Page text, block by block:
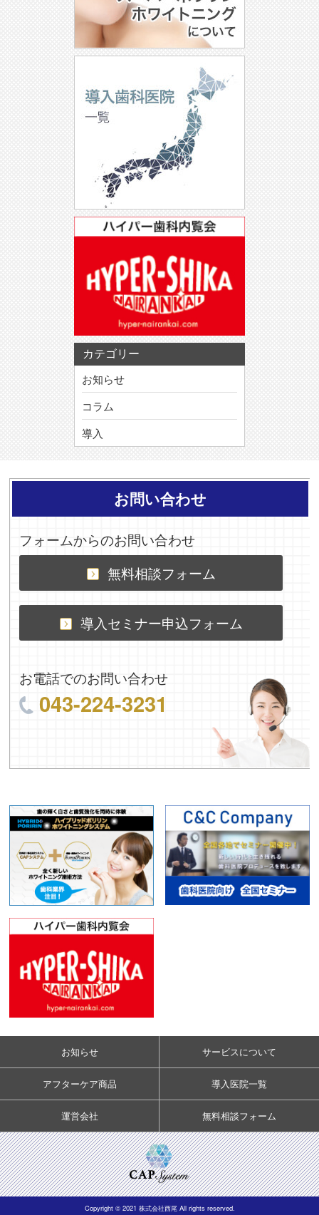
カテゴリー
お知らせ
コラム
導入
お問い合わせ
フォームからのお問い合わせ
無料相談フォーム
導入セミナー申込フォーム
お電話でのお問い合わせ
043-224-3231
お知らせ サービスについて
アフターケア商品 導入医院一覧
運営会社 無料相談フォーム
Copyright © 2021 株式会社西尾 All rights reserved.